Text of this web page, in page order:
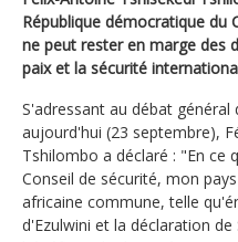
République démocratique du
ne peut rester en marge des
paix et la sécurité
S'adressant au débat général
aujourd'hui (23 septembre),
Tshilombo a déclaré : "En ce
Conseil de sécurité, mon
africaine commune, telle
d'Ezulwini et la déclaration